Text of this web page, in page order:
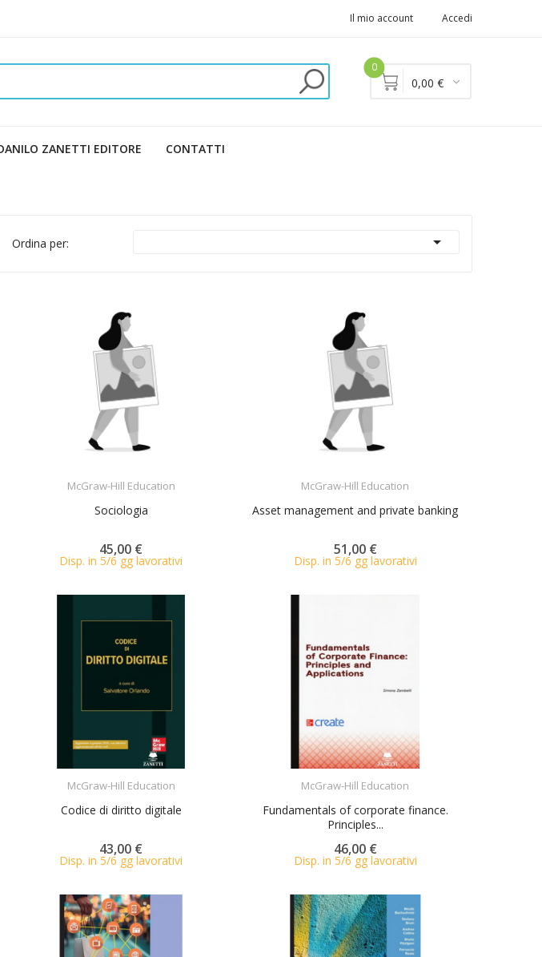
Il mio account Accedi
0
0,00 €
ZANETTI EDITORE CONTATTI
Ordina per: 
McGraw-Hill Education
Sociologia
45,00 €
Disp. in 5/6 gg lavorativi
McGraw-Hill Education
Asset management and private banking
51,00 €
Disp. in 5/6 gg lavorativi
McGraw-Hill Education
Codice di diritto digitale
43,00 €
Disp. in 5/6 gg lavorativi
McGraw-Hill Education
Fundamentals of corporate finance.
Principles...
46,00 €
Disp. in 5/6 gg lavorativi